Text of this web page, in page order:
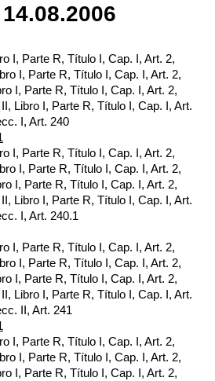
I, Parte R, Título I, Cap. I, Art. 2,
I, Parte R, Título I, Cap. I, Art. 2,
I, Parte R, Título I, Cap. I, Art. 2,
Libro I, Parte R, Título I, Cap. I, Art.
I, Art. 240
I, Parte R, Título I, Cap. I, Art. 2,
I, Parte R, Título I, Cap. I, Art. 2,
I, Parte R, Título I, Cap. I, Art. 2,
Libro I, Parte R, Título I, Cap. I, Art.
I, Art. 240.1
I, Parte R, Título I, Cap. I, Art. 2,
I, Parte R, Título I, Cap. I, Art. 2,
I, Parte R, Título I, Cap. I, Art. 2,
Libro I, Parte R, Título I, Cap. I, Art.
II, Art. 241
I, Parte R, Título I, Cap. I, Art. 2,
I, Parte R, Título I, Cap. I, Art. 2,
I, Parte R, Título I, Cap. I, Art. 2,